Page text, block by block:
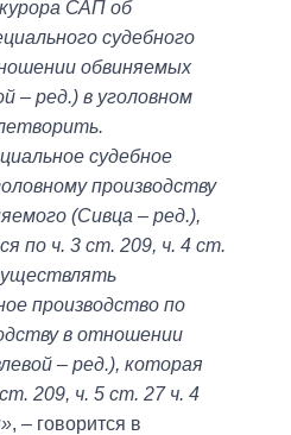
САП об
судебного
обвиняемых
– ред.) в уголовном
судебное
производству
(Сивца – ред.),
по ч. 3 ст. 209, ч. 4 ст.
производство по
в отношении
– ред.), которая
209, ч. 5 ст. 27 ч. 4
, – говорится в